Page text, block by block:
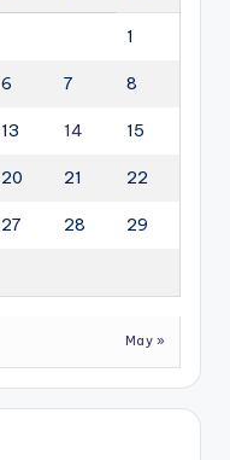
1
6 7 8
13 14 15
20 21 22
27 28 29
May »